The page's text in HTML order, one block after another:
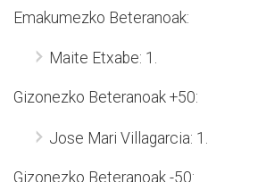
Emakumezko Beteranoak:
Maite Etxabe: 1.
Gizonezko Beteranoak +50:
Jose Mari Villagarcia: 1.
Gizonezko Beteranoak -50: